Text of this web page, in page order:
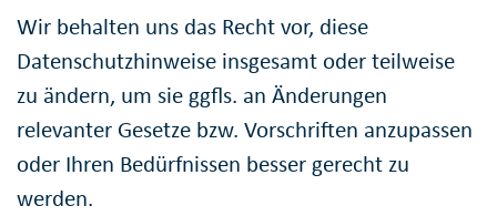
Wir behalten uns das Recht vor, diese
Datenschutzhinweise insgesamt oder teilweise
zu ändern, um sie ggfls. an Änderungen
relevanter Gesetze bzw. Vorschriften anzupassen
oder Ihren Bedürfnissen besser gerecht zu
werden.